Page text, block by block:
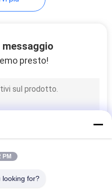
LED
LED
presto!
PM
looking for?